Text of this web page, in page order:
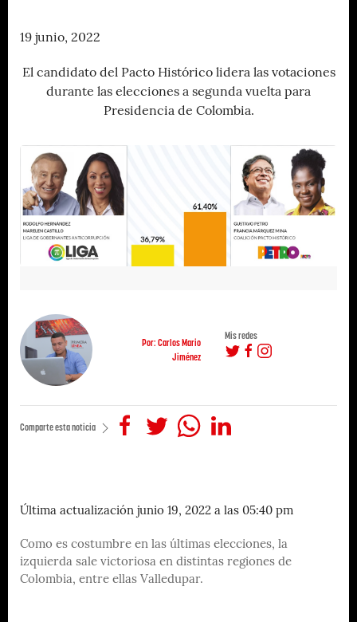
19 junio, 2022
El candidato del Pacto Histórico lidera las votaciones
durante las elecciones a segunda vuelta para
Presidencia de Colombia.
Por: Carlos Mario
Jiménez
Mis redes
Comparte esta noticia
Última actualización junio 19, 2022 a las 05:40 pm
Como es costumbre en las últimas elecciones, la
izquierda sale victoriosa en distintas regiones de
Colombia, entre ellas Valledupar.